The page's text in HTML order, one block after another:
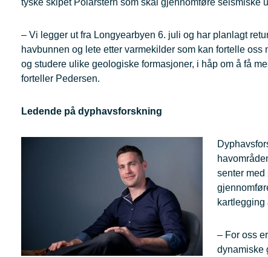
tyske skipet Polarstern som skal gjennomføre seismiske
– Vi legger ut fra Longyearbyen 6. juli og har planlagt
havbunnen og lete etter varmekilder som kan fortelle
og studere ulike geologiske formasjoner, i håp om å få
forteller Pedersen.
Ledende på dyphavsforskning
senter med
kartlegging
– For oss
dynamiske